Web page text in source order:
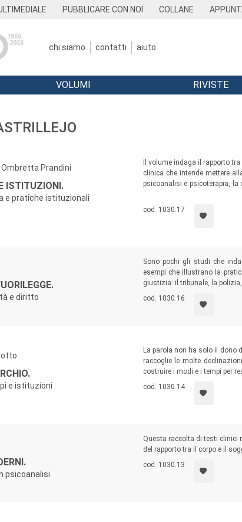
PUBBLICARE CON NOI COLLANE
chi siamo contatti aiuto
VOLUMI RIVISTE
Prandini
ISTITUZIONI.
e pratiche istituzionali
Il volume indaga il rapporto
clinica che intende mettere
psicoanalisi e psicoterapia,
sue agenzie educative, la
fonda la sua missione clinica,
cod. 1030.17
e diritto
Sono pochi gli studi che
esempi che illustrano la
giustizia: il tribunale, la
cod. 1030.16
e istituzioni
La parola non ha solo il dono
raccoglie le molte
costruire i modi e i tempi per
cod. 1030.14
psicoanalisi
Questa raccolta di testi clinici
del rapporto tra il corpo e il
cod. 1030.13